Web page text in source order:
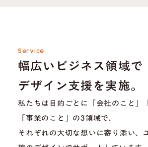
Service
幅広いビジネス領域で
デザイン支援を実施。
私たちは目的ごとに「会社のこと」
「事業のこと」の3領域で、
それぞれの大切な想いに寄り添い、